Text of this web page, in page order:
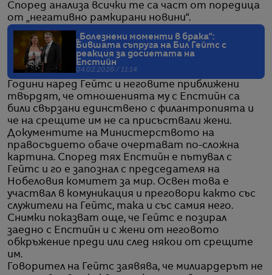
Според анализа всички те са част от поредица
от „негативно рамкирани новини“.
„Болезнени моменти в брака“:
Бившата съпруга на Бил Гейтс с
реакция за досиетата на
Епстийн
04.02.2026 / 11:14
Години наред Гейтс и неговите приближени
твърдят, че отношенията му с Епстийн са
били свързани единствено с филантропията и
че на срещите им не са присъствали жени.
Документите на Министерството на
правосъдието обаче очертават по-сложна
картина. Според тях Епстийн е пътувал с
Гейтс и го е запознал с председателя на
Нобеловия комитет за мир. Освен това е
участвал в комуникация и преговори както със
служители на Гейтс, така и със самия него.
Снимки показват още, че Гейтс е позирал
заедно с Епстийн и с жени от неговото
обкръжение преди или след някои от срещите
им.
Говорител на Гейтс заявява, че милиардерът не